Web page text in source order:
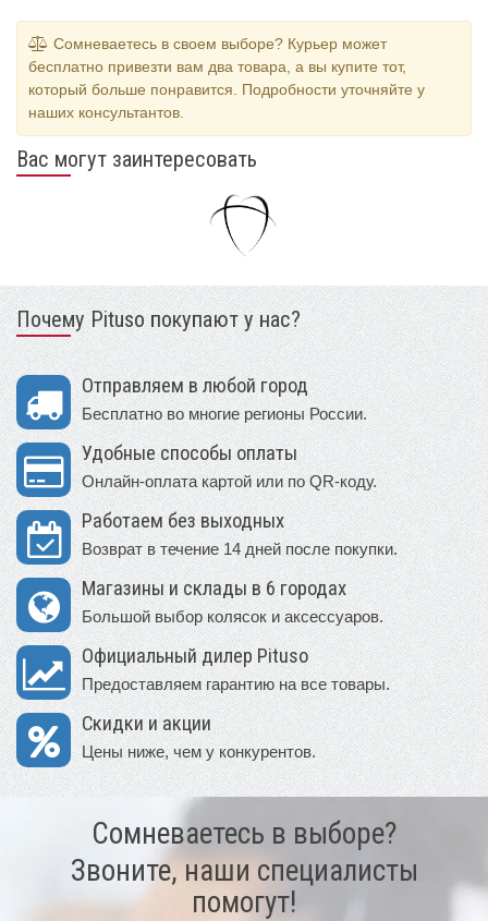
Сомневаетесь в своем выборе? Курьер может
бесплатно привезти вам два товара, а вы купите тот,
который больше понравится. Подробности уточняйте у
наших консультантов.
Вас могут заинтересовать
Почему Pituso покупают у нас?
Отправляем в любой город
Бесплатно во многие регионы России.
Удобные способы оплаты
Онлайн-оплата картой или по QR-коду.
Работаем без выходных
Возврат в течение 14 дней после покупки.
Магазины и склады в 6 городах
Большой выбор колясок и аксессуаров.
Официальный дилер Pituso
Предоставляем гарантию на все товары.
Скидки и акции
Цены ниже, чем у конкурентов.
Сомневаетесь в выборе?
Звоните, наши специалисты
помогут!